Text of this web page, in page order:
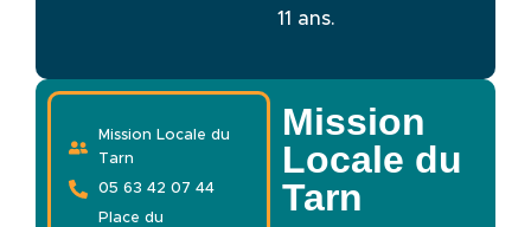
11 ans.
Mission Locale du
Tarn
05 63 42 07 44
Place du
Mission
Locale du
Tarn